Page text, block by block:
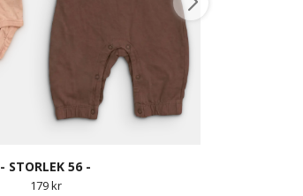
- STORLEK 56 -
179 kr